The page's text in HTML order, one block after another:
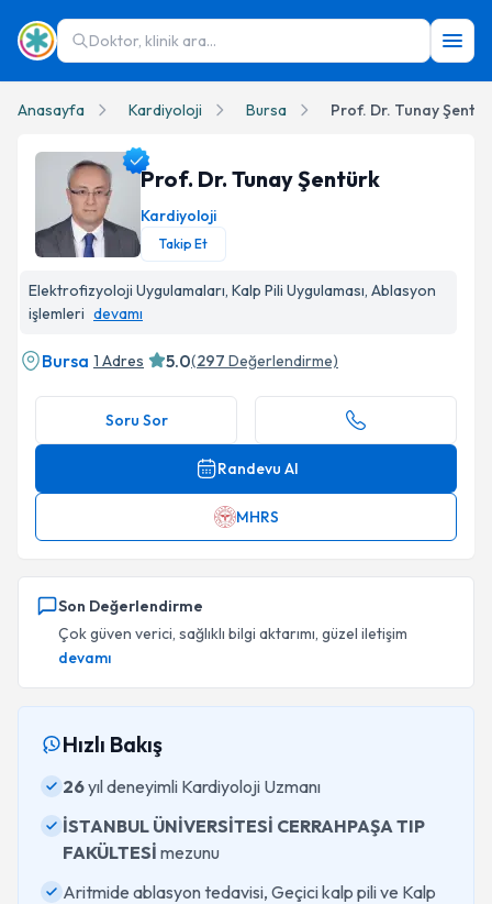
Doktor, klinik ara...
Anasayfa Kardiyoloji Bursa Prof. Dr. Tunay
Prof. Dr. Tunay Şentürk
Kardiyoloji
Takip Et
Elektrofizyoloji Uygulamaları, Kalp Pili Uygulaması, Ablasyon
işlemleri devamı
Bursa 1 Adres 5.0(297 Değerlendirme)
Soru Sor
Randevu Al
MHRS
Son Değerlendirme
Çok güven verici, sağlıklı bilgi aktarımı, güzel iletişim
devamı
Hızlı Bakış
26yıl deneyimli Kardiyoloji Uzmanı
İSTANBUL ÜNİVERSİTESİ CERRAHPAŞA TIP
FAKÜLTESİ mezunu
Aritmide ablasyon tedavisi, Geçici kalp pili ve Kalp